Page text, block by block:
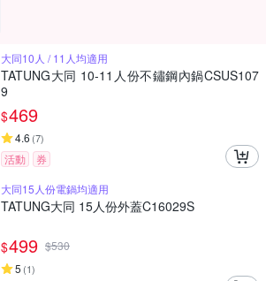
大同10人 / 11人均適用
TATUNG大同 10-11人份不鏽鋼內鍋CSUS107
9
$469
4.6 (7)
活動
券
大同15人份電鍋均適用
TATUNG大同 15人份外蓋C16029S
$499 $530
5 (1)